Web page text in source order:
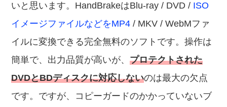
いと思います。HandBrakeはBlu-ray / DVD / ISO
イメージファイルなどをMP4 / MKV / WebMファ
イルに変換できる完全無料のソフトです。操作は
簡単で、出力品質が高いが、プロテクトされた
DVDとBDディスクに対応しないのは最大の欠点
です。ですが、コピーガードのかかっていないブ